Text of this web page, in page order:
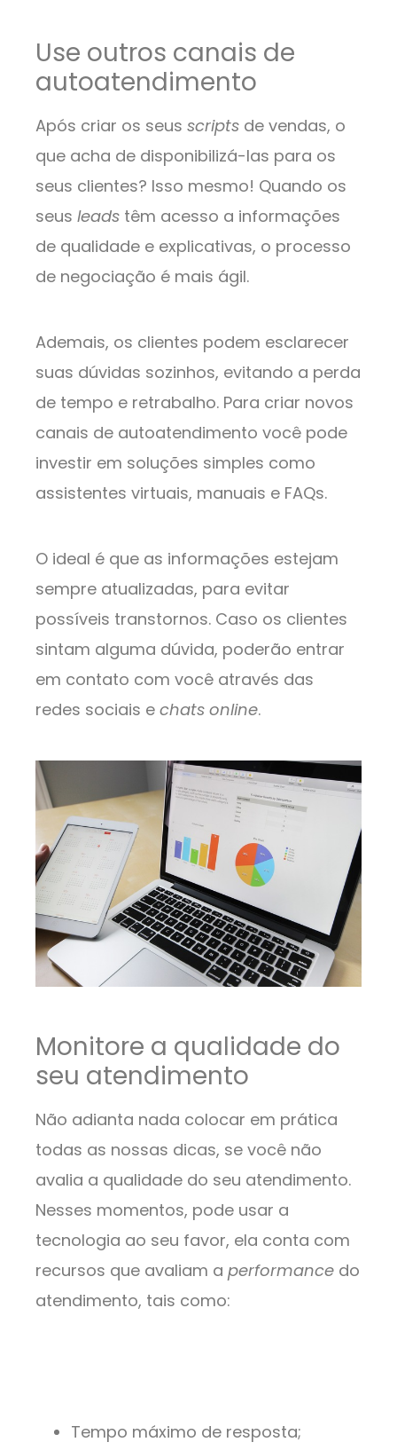
Use outros canais de
autoatendimento
Após criar os seus scripts de vendas, o
que acha de disponibilizá-las para os
seus clientes? Isso mesmo! Quando os
seus leads têm acesso a informações
de qualidade e explicativas, o processo
de negociação é mais ágil.
Ademais, os clientes podem esclarecer
suas dúvidas sozinhos, evitando a perda
de tempo e retrabalho. Para criar novos
canais de autoatendimento você pode
investir em soluções simples como
assistentes virtuais, manuais e FAQs.
O ideal é que as informações estejam
sempre atualizadas, para evitar
possíveis transtornos. Caso os clientes
sintam alguma dúvida, poderão entrar
em contato com você através das
redes sociais e chats online.
Monitore a qualidade do
seu atendimento
Não adianta nada colocar em prática
todas as nossas dicas, se você não
avalia a qualidade do seu atendimento.
Nesses momentos, pode usar a
tecnologia ao seu favor, ela conta com
recursos que avaliam a performance do
atendimento, tais como:
Tempo máximo de resposta;